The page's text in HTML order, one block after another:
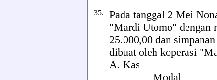
35. Pada tanggal 2 Mei
"Mardi Utomo" dengan
25.000,00 dan
dibuat oleh koperasi
A. Kas Rp
Modal